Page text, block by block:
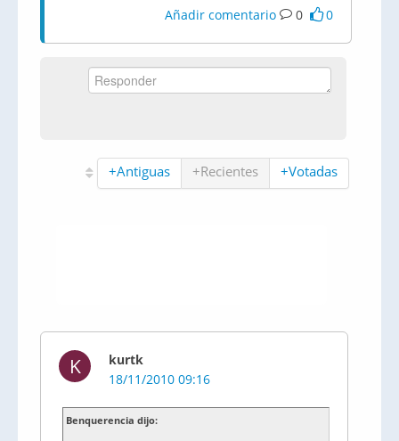
Añadir comentario 0 0
+Antiguas +Recientes +Votadas
K
kurtk
18/11/2010 09:16
Benquerencia dijo: